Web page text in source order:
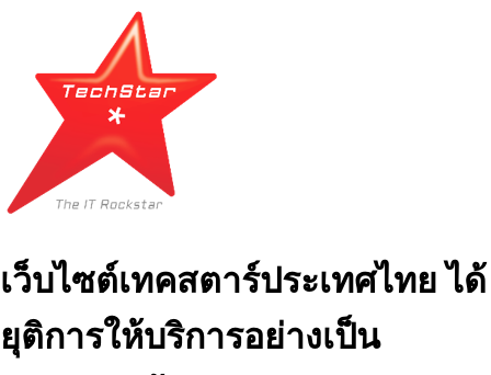
เว็บไซต์เทคสตาร์ประเทศไทย ได้
ยุติการให้บริการอย่างเป็น